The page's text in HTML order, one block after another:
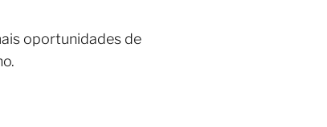
oportunidades de